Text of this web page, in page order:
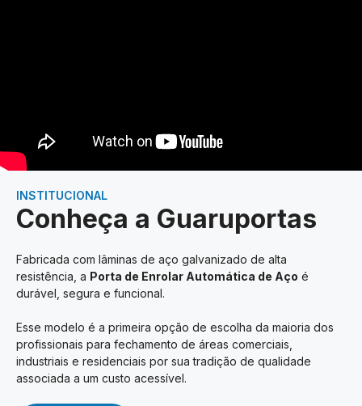
INSTITUCIONAL
Conheça a Guaruportas
Fabricada com lâminas de aço galvanizado de alta
resistência, a Porta de Enrolar Automática de Aço é
durável, segura e funcional.
Esse modelo é a primeira opção de escolha da maioria dos
profissionais para fechamento de áreas comerciais,
industriais e residenciais por sua tradição de qualidade
associada a um custo acessível.